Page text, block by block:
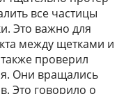
все частицы
Это важно для
между щетками и
проверил
Они вращались
Это говорило о